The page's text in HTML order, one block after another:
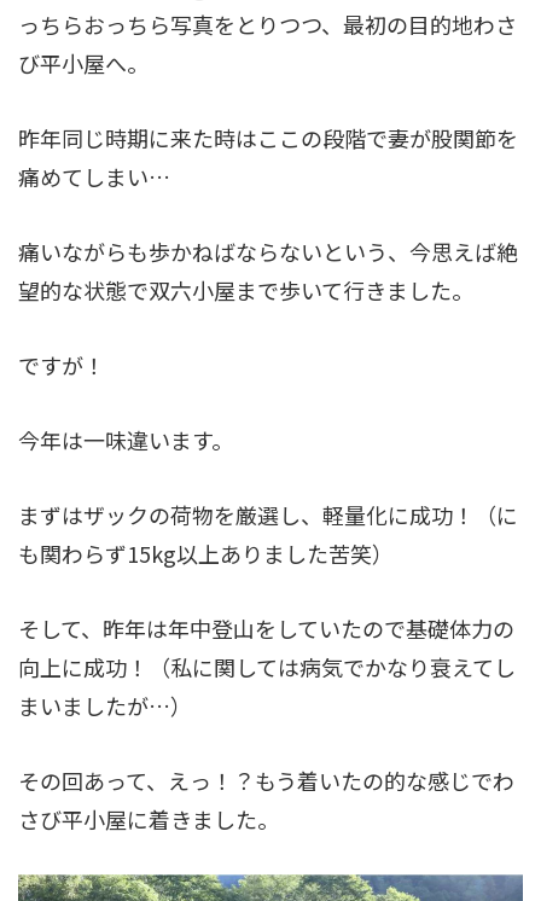
っちらおっちら写真をとりつつ、最初の目的地わさ
び平小屋へ。
昨年同じ時期に来た時はここの段階で妻が股関節を
痛めてしまい…
痛いながらも歩かねばならないという、今思えば絶
望的な状態で双六小屋まで歩いて行きました。
ですが！
今年は一味違います。
まずはザックの荷物を厳選し、軽量化に成功！（に
も関わらず15kg以上ありました苦笑）
そして、昨年は年中登山をしていたので基礎体力の
向上に成功！（私に関しては病気でかなり衰えてし
まいましたが…）
その回あって、えっ！？もう着いたの的な感じでわ
さび平小屋に着きました。